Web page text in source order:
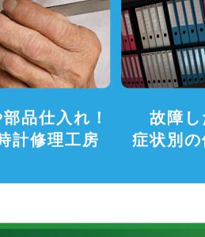
品仕入れ！
計修理工房
故障
症状別